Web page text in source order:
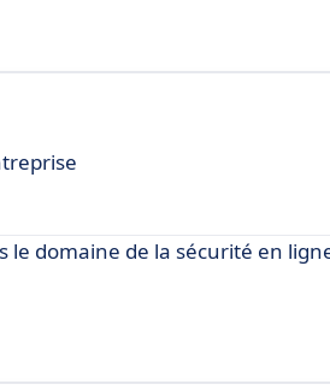
domaine de la sécurité en